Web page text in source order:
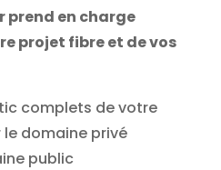
prend en charge
projet fibre et de vos
complets de votre
domaine privé
public